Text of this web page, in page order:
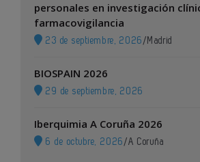
personales en investigación
farmacovigilancia
23 de septiembre, 2026 / Madrid
BIOSPAIN 2026
29 de septiembre, 2026
Iberquimia A Coruña 2026
6 de octubre, 2026 /A Coruña